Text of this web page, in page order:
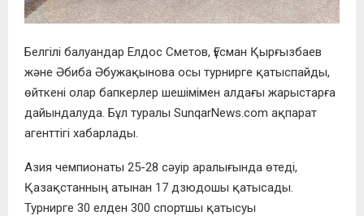
Белгілі балуандар Елдос Сметов, Ғұсман Қырғызбаев
және Әбиба Әбужақынова осы турнирге қатыспайды,
өйткені олар бапкерлер шешімімен алдағы жарыстарға
дайындалуда. Бұл туралы SunqarNews.com ақпарат
агенттігі хабарлады.
Азия чемпионаты 25-28 сәуір аралығында өтеді,
Қазақстанның атынан 17 дзюдошы қатысады.
Турнирге 30 елден 300 спортшы қатысуы